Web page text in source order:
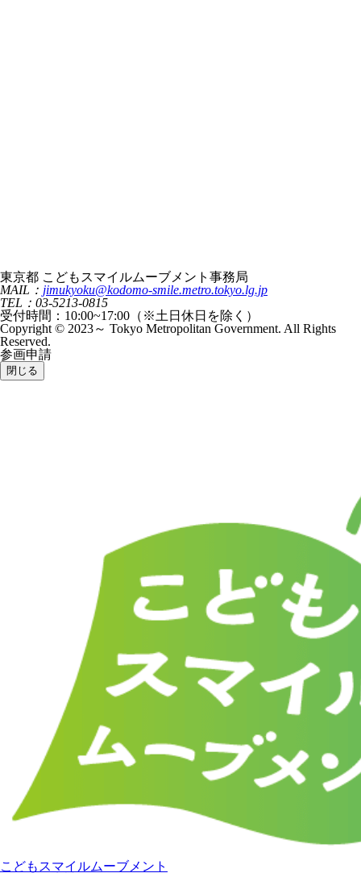
東京都 こどもスマイルムーブメント事務局
MAIL： jimukyoku@kodomo-smile.metro.tokyo.lg.jp
TEL：03-5213-0815
受付時間：10:00~17:00（※土日休日を除く）
Copyright © 2023～ Tokyo Metropolitan Government. All Rights
Reserved.
参画申請
閉じる
こどもスマイルムーブメント